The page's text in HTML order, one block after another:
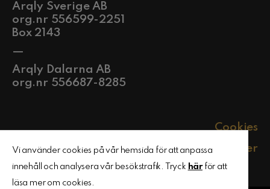
Arqly Sverige AB
org.nr 556599-2251
Box 2143
—
Arqly Dalarna AB
org.nr 556687-8285
Cookies
Policyer
Vi använder cookies på vår hemsida för att anpassa
innehåll och analysera vår besökstrafik. Tryck härför att
läsa mer om cookies.